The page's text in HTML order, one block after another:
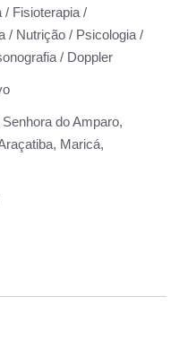
/ Fisioterapia /
/ Nutrição / Psicologia /
/ Doppler
do Amparo,
Maricá,